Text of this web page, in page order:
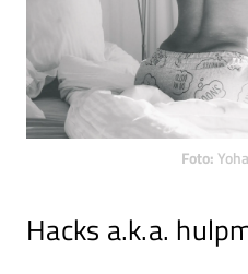
Foto:
Hacks a.k.a.